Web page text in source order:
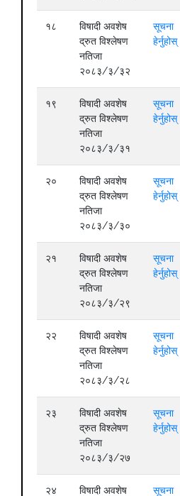
१८
विषादी अवशेष
द्रुत विश्लेषण
नतिजा
२०८३/३/३२
सूचना
हेर्नुहोस्
१९
विषादी अवशेष
द्रुत विश्लेषण
नतिजा
२०८३/३/३१
सूचना
हेर्नुहोस्
२०
विषादी अवशेष
द्रुत विश्लेषण
नतिजा
२०८३/३/३०
सूचना
हेर्नुहोस्
२१
विषादी अवशेष
द्रुत विश्लेषण
नतिजा
२०८३/३/२९
सूचना
हेर्नुहोस्
२२
विषादी अवशेष
द्रुत विश्लेषण
नतिजा
२०८३/३/२८
सूचना
हेर्नुहोस्
२३
विषादी अवशेष
द्रुत विश्लेषण
नतिजा
२०८३/३/२७
सूचना
हेर्नुहोस्
२४ विषादी अवशेष सूचना